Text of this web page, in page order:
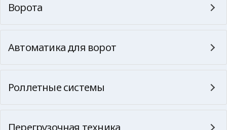
Ворота
Автоматика для ворот
Роллетные системы